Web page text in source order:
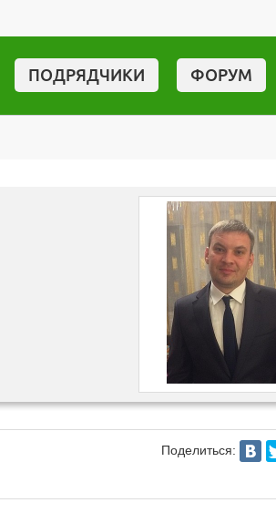
ПОДРЯДЧИКИ ФОРУМ
Поделиться: